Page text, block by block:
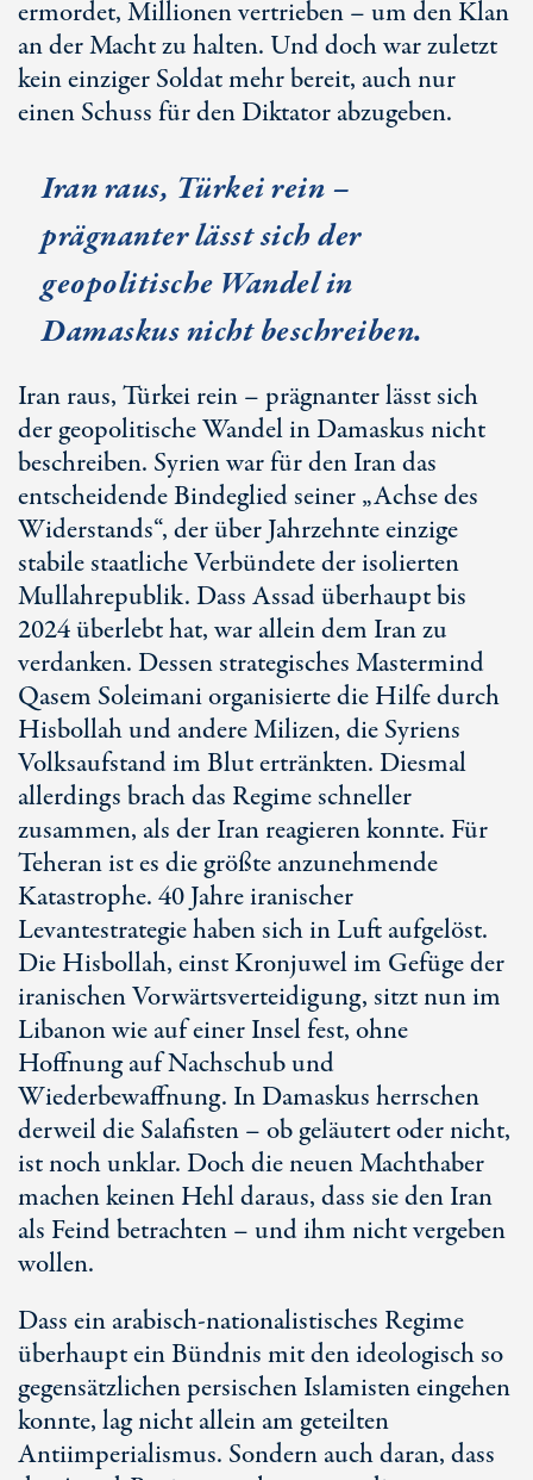
ermordet, Millionen vertrieben – um den Klan
an der Macht zu halten. Und doch war zuletzt
kein einziger Soldat mehr bereit, auch nur
einen Schuss für den Diktator abzugeben.
Iran raus, Türkei rein –
prägnanter lässt sich der
geopolitische Wandel in
Damaskus nicht beschreiben.
Iran raus, Türkei rein – prägnanter lässt sich
der geopolitische Wandel in Damaskus nicht
beschreiben. Syrien war für den Iran das
entscheidende Bindeglied seiner „Achse des
Widerstands“, der über Jahrzehnte einzige
stabile staatliche Verbündete der isolierten
Mullahrepublik. Dass Assad überhaupt bis
2024 überlebt hat, war allein dem Iran zu
verdanken. Dessen strategisches Mastermind
Qasem Soleimani organisierte die Hilfe durch
Hisbollah und andere Milizen, die Syriens
Volksaufstand im Blut ertränkten. Diesmal
allerdings brach das Regime schneller
zusammen, als der Iran reagieren konnte. Für
Teheran ist es die größte anzunehmende
Katastrophe.40 Jahreiranischer
Levantestrategie haben sich in Luft aufgelöst.
Die Hisbollah, einst Kronjuwel im Gefüge der
iranischen Vorwärtsverteidigung, sitzt nun im
Libanon wie auf einer Insel fest, ohne
Hoffnung auf Nachschub und
Wiederbewaffnung. In Damaskus herrschen
derweil die Salafisten – ob geläutert oder nicht,
ist noch unklar. Doch die neuen Machthaber
machen keinen Hehl daraus, dass sie den Iran
als Feind betrachten – und ihm nicht vergeben
wollen.
Dass ein arabisch-nationalistisches Regime
überhaupt ein Bündnis mit den ideologisch so
gegensätzlichen persischen Islamisten eingehen
konnte, lag nicht allein am geteilten
Antiimperialismus. Sondern auch daran, dass